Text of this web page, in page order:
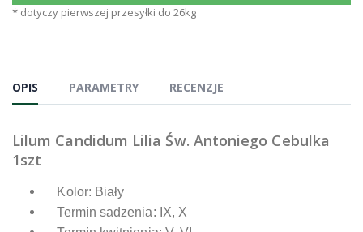
* dotyczy pierwszej przesyłki do 26kg
OPIS PARAMETRY RECENZJE
Lilum Candidum Lilia Św. Antoniego Cebulka
1szt
Kolor: Biały
Termin sadzenia: IX, X